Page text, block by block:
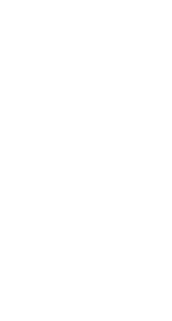
e mais.
devoluções.